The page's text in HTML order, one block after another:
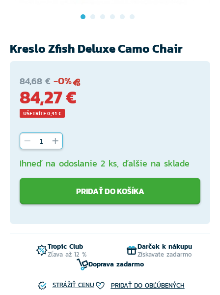
Kreslo Zfish Deluxe Camo Chair
84,68 € -0%
84,27 €
UŠETRÍTE 0,41 €
Ihneď na odoslanie 2 ks, ďalšie na sklade
PRIDAŤ DO KOŠÍKA
Tropic Club
Zľava až 12 %
Darček k nákupu
Získavate zadarmo
Doprava zadarmo
STRÁŽIŤ CENU PRIDAŤ DO OBĽÚBENÝCH